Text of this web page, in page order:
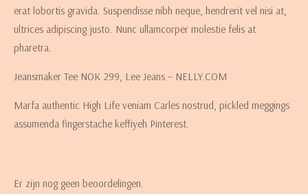
erat lobortis gravida. Suspendisse nibh neque, hendrerit vel nisi at,
ultrices adipiscing justo. Nunc ullamcorper molestie felis at
pharetra.
Jeansmaker Tee NOK 299, Lee Jeans – NELLY.COM
Marfa authentic High Life veniam Carles nostrud, pickled meggings
assumenda fingerstache keffiyeh Pinterest.
Er zijn nog geen beoordelingen.